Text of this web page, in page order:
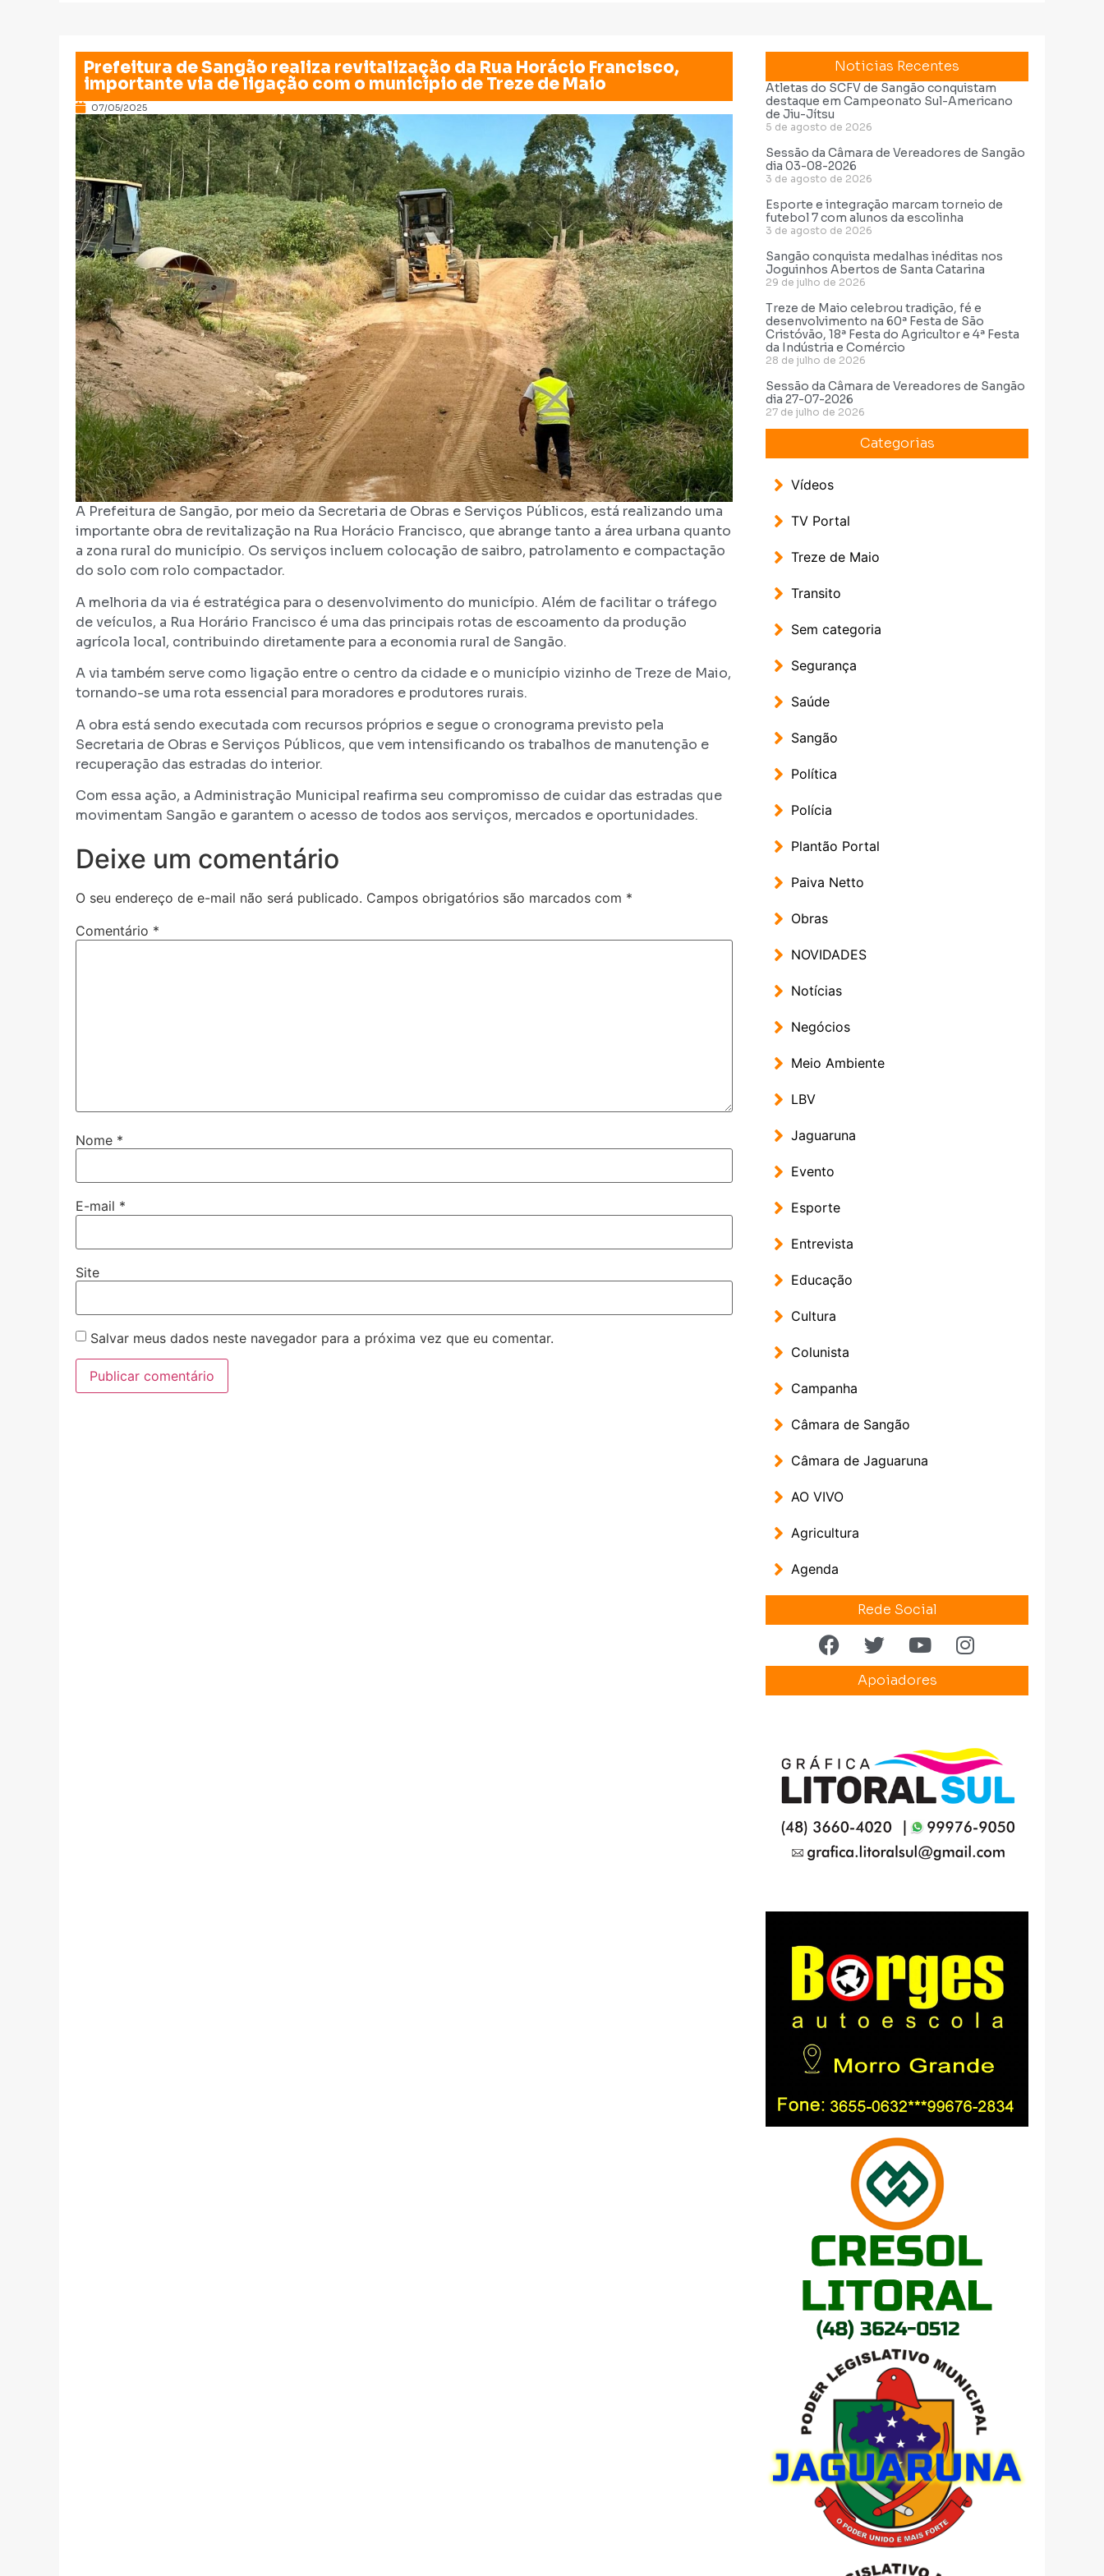
Prefeitura de Sangão realiza revitalização da Rua Horácio Francisco,
importante via de ligação com o município de Treze de Maio
07/05/2025
A Prefeitura de Sangão, por meio da Secretaria de Obras e Serviços Públicos, está realizando uma
importante obra de revitalização na Rua Horácio Francisco, que abrange tanto a área urbana quanto
a zona rural do município. Os serviços incluem colocação de saibro, patrolamento e compactação
do solo com rolo compactador.
A melhoria da via é estratégica para o desenvolvimento do município. Além de facilitar o tráfego
de veículos, a Rua Horário Francisco é uma das principais rotas de escoamento da produção
agrícola local, contribuindo diretamente para a economia rural de Sangão.
A via também serve como ligação entre o centro da cidade e o município vizinho de Treze de Maio,
tornando-se uma rota essencial para moradores e produtores rurais.
A obra está sendo executada com recursos próprios e segue o cronograma previsto pela
Secretaria de Obras e Serviços Públicos, que vem intensificando os trabalhos de manutenção e
recuperação das estradas do interior.
Com essa ação, a Administração Municipal reafirma seu compromisso de cuidar das estradas que
movimentam Sangão e garantem o acesso de todos aos serviços, mercados e oportunidades.
Deixe um comentário
O seu endereço de e-mail não será publicado. Campos obrigatórios são marcados com *
Comentário *
Nome *
E-mail *
Site
Salvar meus dados neste navegador para a próxima vez que eu comentar.
Noticias Recentes
Atletas do SCFV de Sangão conquistam
destaque em Campeonato Sul-Americano
de Jiu-Jítsu
5 de agosto de 2026
Sessão da Câmara de Vereadores de Sangão
dia 03-08-2026
3 de agosto de 2026
Esporte e integração marcam torneio de
futebol 7 com alunos da escolinha
3 de agosto de 2026
Sangão conquista medalhas inéditas nos
Joguinhos Abertos de Santa Catarina
29 de julho de 2026
Treze de Maio celebrou tradição, fé e
desenvolvimento na 60ª Festa de São
Cristóvão, 18ª Festa do Agricultor e 4ª Festa
da Indústria e Comércio
28 de julho de 2026
Sessão da Câmara de Vereadores de Sangão
dia 27-07-2026
27 de julho de 2026
Categorias
Vídeos
TV Portal
Treze de Maio
Transito
Sem categoria
Segurança
Saúde
Sangão
Política
Polícia
Plantão Portal
Paiva Netto
Obras
NOVIDADES
Notícias
Negócios
Meio Ambiente
LBV
Jaguaruna
Evento
Esporte
Entrevista
Educação
Cultura
Colunista
Campanha
Câmara de Sangão
Câmara de Jaguaruna
AO VIVO
Agricultura
Agenda
Rede Social
Apoiadores